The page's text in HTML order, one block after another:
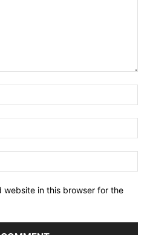
website in this browser for the